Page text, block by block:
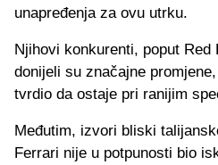
unapređenja za ovu utrku.
Njihovi konkurenti, poput Red
donijeli su značajne
tvrdio da ostaje pri ranijim
Međutim, izvori bliski
Ferrari nije u potpunosti bio